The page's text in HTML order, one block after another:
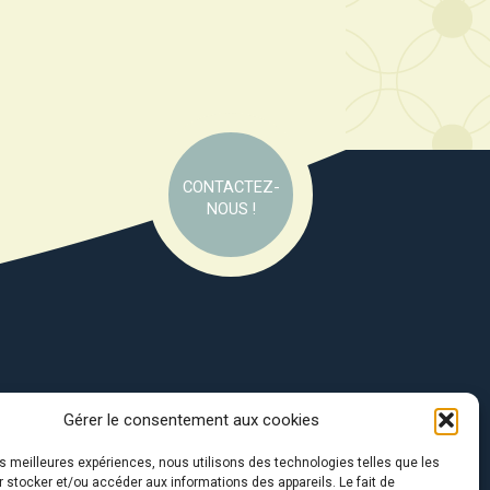
Gérer le consentement aux cookies
meilleures expériences, nous utilisons des technologies telles que les
stocker et/ou accéder aux informations des appareils. Le fait de
CONTACTEZ-
NOUS !
soutien de :